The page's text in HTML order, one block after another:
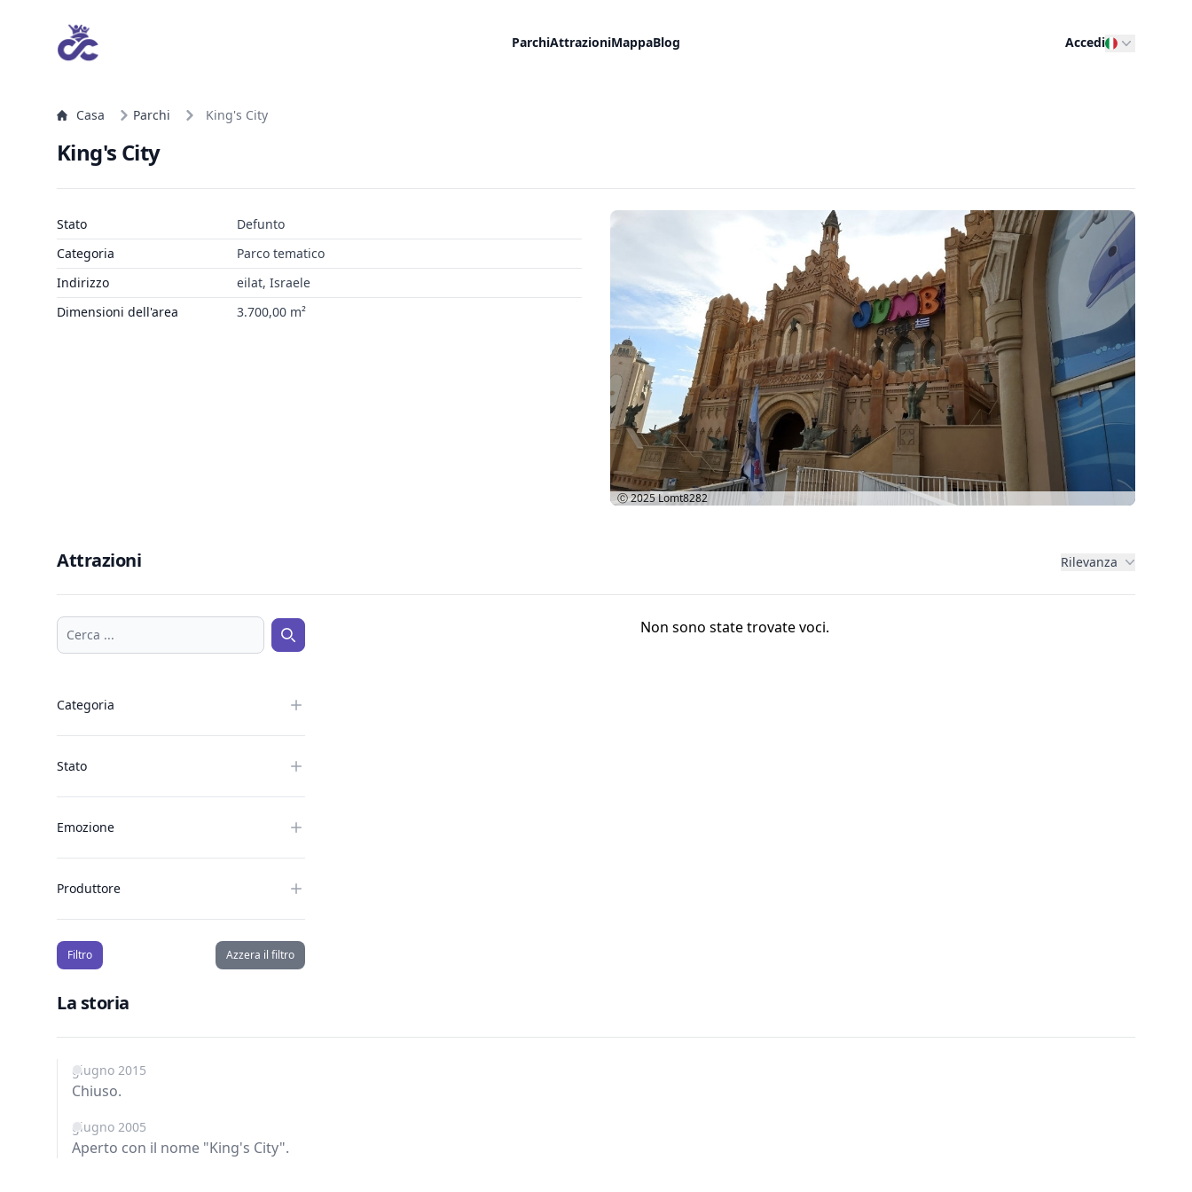
ParchiAttrazioniMappaBlog Accedi
Casa Parchi King's City
King's City
Stato
Defunto
Categoria
Parco tematico
Indirizzo
eilat, Israele
Dimensioni dell'area
3.700,00 m²
Ⓒ 2025Lomt8282
Attrazioni Rilevanza
Cerca ... Cerca ...
Categoria
Stato
Emozione
Produttore
Filtro Azzera il filtro
Non sono state trovate voci.
La storia
giugno 2015
Chiuso.
giugno 2005
Aperto con il nome "King's City".